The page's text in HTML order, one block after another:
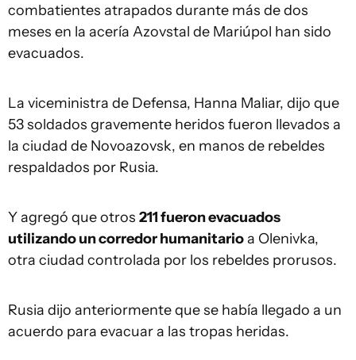
combatientes atrapados durante más de dos
meses en la acería Azovstal de Mariúpol han sido
evacuados.
La viceministra de Defensa, Hanna Maliar, dijo que
53 soldados gravemente heridos fueron llevados a
la ciudad de Novoazovsk, en manos de rebeldes
respaldados por Rusia.
Y agregó que otros 211 fueron evacuados
utilizando un corredor humanitarioa Olenivka,
otra ciudad controlada por los rebeldes prorusos.
Rusia dijo anteriormente que se había llegado a un
acuerdo para evacuar a las tropas heridas.